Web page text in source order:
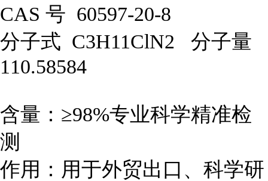
CAS 号 60597-20-8
分子式 C3H11ClN2 分子量
110.58584
含量：≥98%专业科学精准检
测
作用：用于外贸出口、科学研